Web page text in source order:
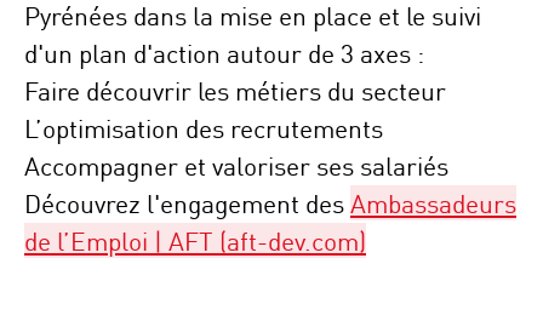
Pyrénées dans la mise en place et le suivi
d'un plan d'action autour de 3 axes :
Faire découvrir les métiers du secteur
L’optimisation des recrutements
Accompagner et valoriser ses salariés
Découvrez l'engagement des Ambassadeurs
de l’Emploi | AFT (aft-dev.com)